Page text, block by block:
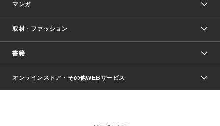
マンガ
少年マンガ
Vジャンプ
週刊ヤングジャンプ
少女マンガ
取材・ファッション
Seventeen
芸能・情報・スポーツ
書籍
文芸・文庫・総合
オンラインストア・その他WEBサービス